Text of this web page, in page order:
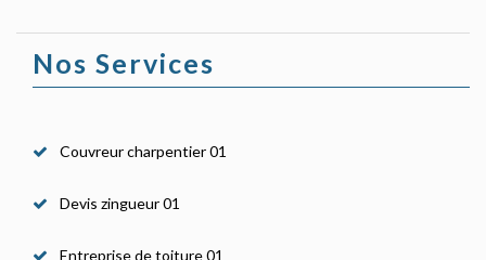
Nos Services
Couvreur charpentier 01
Devis zingueur 01
Entreprise de toiture 01